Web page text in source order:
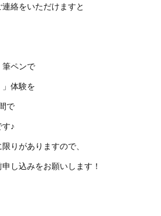
絡をいただけますと
筆ペンで
」体験を
で
♪
りがありますので、
し込みをお願いします！